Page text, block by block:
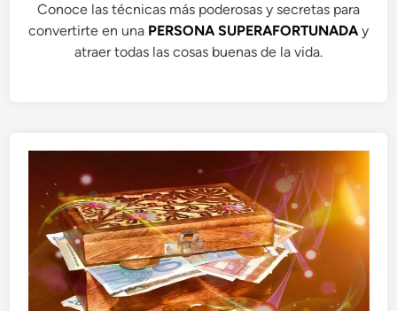
Conoce las técnicas más poderosas y secretas para
convertirte en una PERSONA SUPERAFORTUNADAy
atraer todas las cosas buenas de la vida.